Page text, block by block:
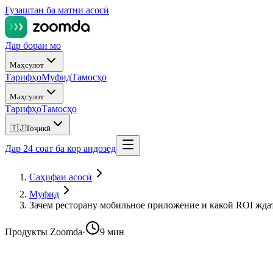
Гузаштан ба матни асосӣ
Дар бораи мо
Маҳсулот
ТарифҳоМуфидТамосҳо
Маҳсулот
ТарифҳоТамосҳо
🇹🇯Тоҷикӣ
Дар 24 соат ба кор андозед
Саҳифаи асосӣ
Муфид
Зачем ресторану мобильное приложение и какой ROI
Продукты Zoomda· 9 мин